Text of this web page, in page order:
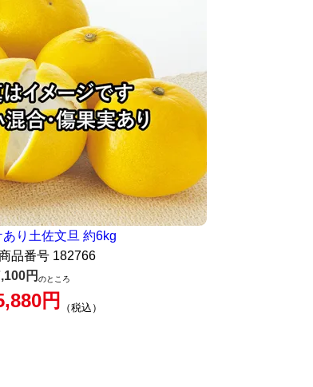
あり土佐文旦 約6kg
品番号 182766
のところ
税込